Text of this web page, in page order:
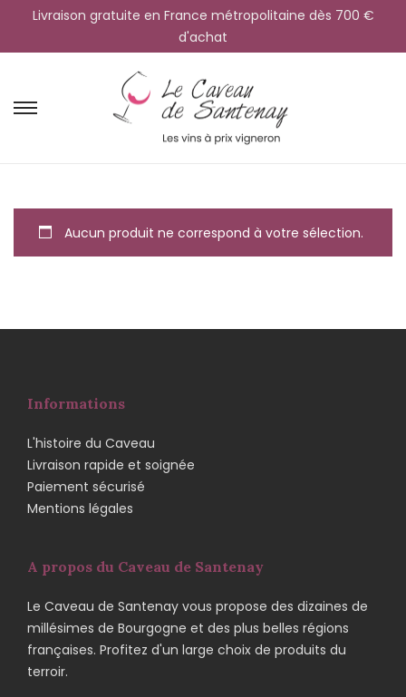
Livraison gratuite en France métropolitaine dès 700 €
d'achat
Aucun produit ne correspond à votre sélection.
Informations
L'histoire du Caveau
Livraison rapide et soignée
Paiement sécurisé
Mentions légales
A propos du Caveau de Santenay
Le Caveau de Santenay vous propose des dizaines de
millésimes de Bourgogne et des plus belles régions
françaises. Profitez d'un large choix de produits du
terroir.